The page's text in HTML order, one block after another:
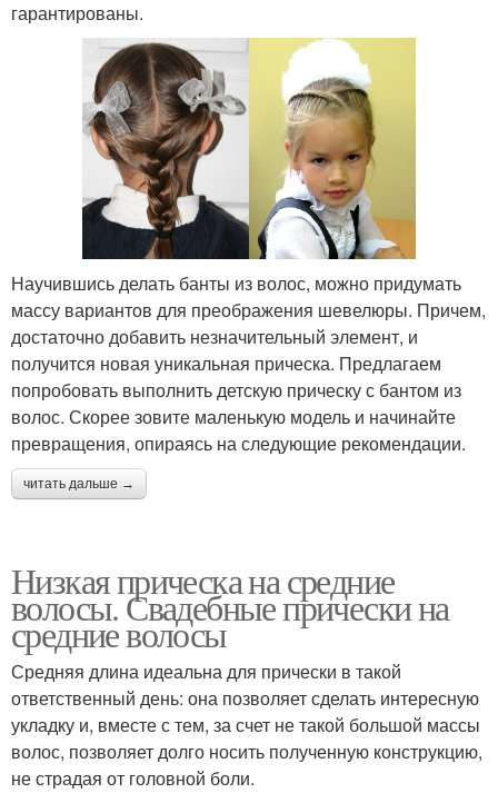
гарантированы.
Научившись делать банты из волос, можно придумать
массу вариантов для преображения шевелюры. Причем,
достаточно добавить незначительный элемент, и
получится новая уникальная прическа. Предлагаем
попробовать выполнить детскую прическу с бантом из
волос. Скорее зовите маленькую модель и начинайте
превращения, опираясь на следующие рекомендации.
читать дальше →
Низкая прическа на средние
волосы. Свадебные прически на
средние волосы
Средняя длина идеальна для прически в такой
ответственный день: она позволяет сделать интересную
укладку и, вместе с тем, за счет не такой большой массы
волос, позволяет долго носить полученную конструкцию,
не страдая от головной боли.